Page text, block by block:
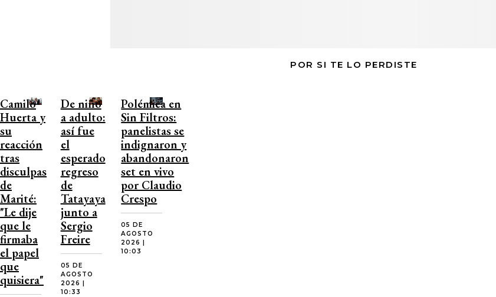
POR SI TE LO PERDISTE
Camilo
Huerta y
su
reacción
tras
disculpas
de
Marité:
"Le dije
que le
firmaba
el papel
que
quisiera"
De niño
a adulto:
así fue
el
esperado
regreso
de
Tatayaya
junto a
Sergio
Freire
05 DE
AGOSTO
2026 |
10:33
Polémica en
Sin Filtros:
panelistas se
indignaron y
abandonaron
set en vivo
por Claudio
Crespo
05 DE
AGOSTO
2026 |
10:03